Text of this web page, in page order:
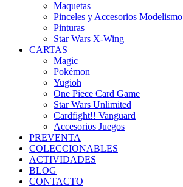
Maquetas
Pinceles y Accesorios Modelismo
Pinturas
Star Wars X-Wing
CARTAS
Magic
Pokémon
Yugioh
One Piece Card Game
Star Wars Unlimited
Cardfight!! Vanguard
Accesorios Juegos
PREVENTA
COLECCIONABLES
ACTIVIDADES
BLOG
CONTACTO